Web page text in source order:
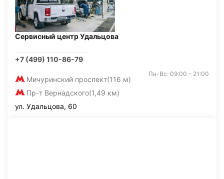
Сервисный центр Удальцова
+7 (499) 110-86-79
Мичуринский проспект(116 м)
Пр-т Вернадского(1,49 км)
Пн-Вс: 09:00 - 21:00
ул. Удальцова, 60